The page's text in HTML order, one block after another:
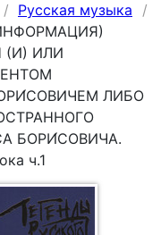
Русская музыка
(И) ИЛИ
ЛИБО
БОРИ́СОВИЧА.
ч.1